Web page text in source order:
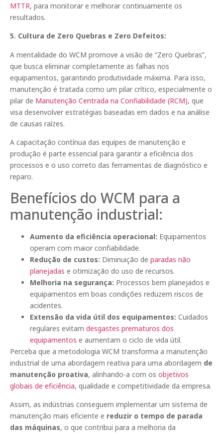
MTTR, para monitorar e melhorar continuamente os
resultados.
5. Cultura de Zero Quebras e Zero Defeitos:
A mentalidade do WCM promove a visão de “Zero Quebras”,
que busca eliminar completamente as falhas nos
equipamentos, garantindo produtividade máxima. Para isso,
manutenção é tratada como um pilar crítico, especialmente o
pilar de Manutenção Centrada na Confiabilidade (RCM), que
visa desenvolver estratégias baseadas em dados e na análise
de causas raízes.
A capacitação contínua das equipes de manutenção e
produção é parte essencial para garantir a eficiência dos
processos e o uso correto das ferramentas de diagnóstico e
reparo.
Benefícios do WCM para a
manutenção industrial:
Aumento da eficiência operacional: Equipamentos
operam com maior confiabilidade.
Redução de custos: Diminuição de paradas não
planejadas e otimização do uso de recursos.
Melhoria na segurança: Processos bem planejados e
equipamentos em boas condições reduzem riscos de
acidentes.
Extensão da vida útil dos equipamentos: Cuidados
regulares evitam desgastes prematuros dos
equipamentos e aumentam o ciclo de vida útil.
Perceba que a metodologia WCM transforma a manutenção
industrial de uma abordagem reativa para uma abordagem de
manutenção proativa, alinhando-a com os objetivos
globais de eficiência, qualidade e competitividade da empresa.
Assim, as indústrias conseguem implementar um sistema de
manutenção mais eficiente e reduzir o tempo de parada
das máquinas, o que contribui para a melhoria da